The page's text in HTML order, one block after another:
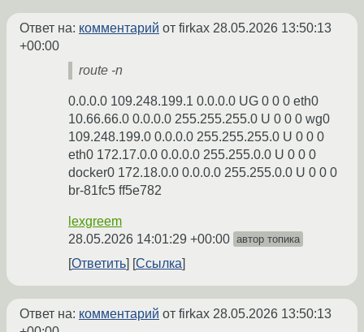
Ответ на: комментарий от firkax 28.05.2026 13:50:13
+00:00
route -n
0.0.0.0 109.248.199.1 0.0.0.0 UG 0 0 0 eth0
10.66.66.0 0.0.0.0 255.255.255.0 U 0 0 0 wg0
109.248.199.0 0.0.0.0 255.255.255.0 U 0 0 0
eth0 172.17.0.0 0.0.0.0 255.255.0.0 U 0 0 0
docker0 172.18.0.0 0.0.0.0 255.255.0.0 U 0 0 0
br-81fc5 ff5e782
lexgreem
28.05.2026 14:01:29 +00:00 автор топика
Ответить Ссылка
Ответ на: комментарий от firkax 28.05.2026 13:50:13